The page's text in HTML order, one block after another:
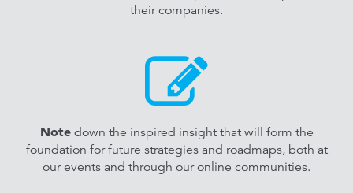
their companies.
Notedown the inspired insight that will form the
foundation for future strategies and roadmaps, both at
our events and through our online communities.